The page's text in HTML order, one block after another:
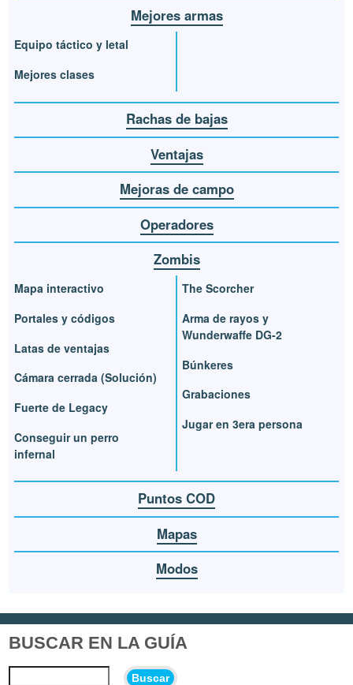
Mejores armas
Equipo táctico y letal
Mejores clases
Rachas de bajas
Ventajas
Mejoras de campo
Operadores
Zombis
Mapa interactivo
Portales y códigos
Latas de ventajas
Cámara cerrada (Solución)
Fuerte de Legacy
Conseguir un perro
infernal
The Scorcher
Arma de rayos y
Wunderwaffe DG-2
Búnkeres
Grabaciones
Jugar en 3era persona
Puntos COD
Mapas
Modos
BUSCAR EN LA GUÍA
Buscar